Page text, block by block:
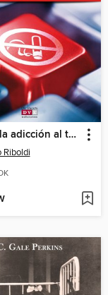
Stop a la adicción al tabaco
Riboldi